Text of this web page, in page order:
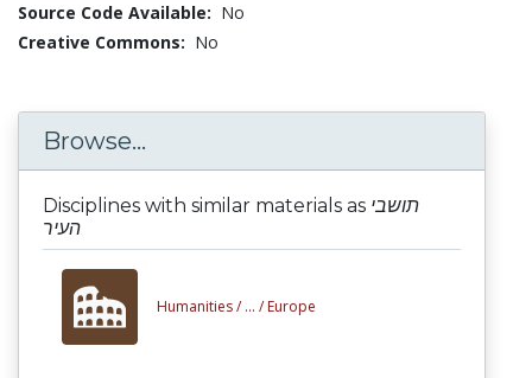
Source Code Available: No
Creative Commons: No
Browse...
Disciplines with similar materials as תושבי
העיר
Humanities / ... / Europe